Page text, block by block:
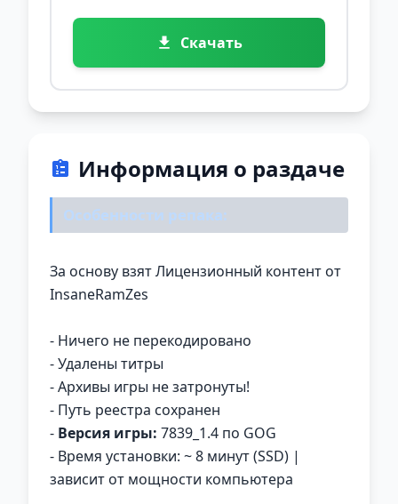
Скачать
Информация о раздаче
Особенности репака:
За основу взят Лицензионный контент от
InsaneRamZes
- Ничего не перекодировано
- Удалены титры
- Архивы игры не затронуты!
- Путь реестра сохранен
- Версия игры: 7839_1.4 по GOG
- Время установки: ~ 8 минут (SSD) |
зависит от мощности компьютера